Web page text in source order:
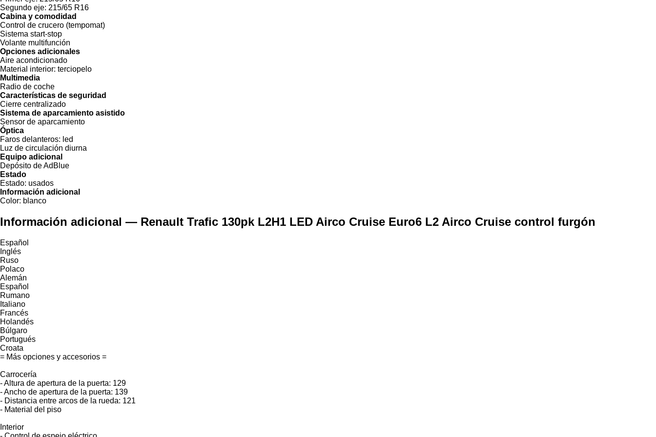
Segundo eje: 215/65 R16
Cabina y comodidad
Control de crucero (tempomat)
Sistema start-stop
Volante multifunción
Opciones adicionales
Aire acondicionado
Material interior: terciopelo
Multimedia
Radio de coche
Características de seguridad
Cierre centralizado
Sistema de aparcamiento asistido
Sensor de aparcamiento
Óptica
Faros delanteros: led
Luz de circulación diurna
Equipo adicional
Depósito de AdBlue
Estado
Estado: usados
Información adicional
Color: blanco
Información adicional — Renault Trafic 130pk L2H1 LED Airco Cruise Euro6 L2 Airco Cruise control furgón
Español
Inglés
Ruso
Polaco
Alemán
Español
Rumano
Italiano
Francés
Holandés
Búlgaro
Portugués
Croata
= Más opciones y accesorios =
Carrocería
- Altura de apertura de la puerta: 129
- Ancho de apertura de la puerta: 139
- Distancia entre arcos de la rueda: 121
- Material del piso
Interior